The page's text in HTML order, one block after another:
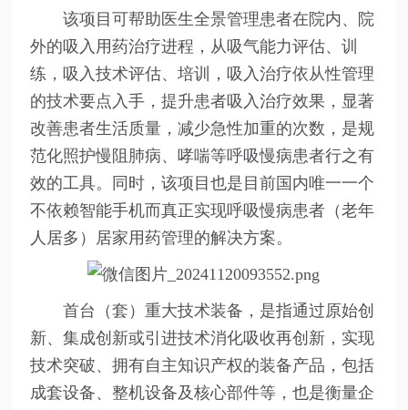
该项目可帮助医生全景管理患者在院内、院
外的吸入用药治疗进程，从吸气能力评估、训
练，吸入技术评估、培训，吸入治疗依从性管理
的技术要点入手，提升患者吸入治疗效果，显著
改善患者生活质量，减少急性加重的次数，是规
范化照护慢阻肺病、哮喘等呼吸慢病患者行之有
效的工具。同时，该项目也是目前国内唯一一个
不依赖智能手机而真正实现呼吸慢病患者（老年
人居多）居家用药管理的解决方案。
首台（套）重大技术装备，是指通过原始创
新、集成创新或引进技术消化吸收再创新，实现
技术突破、拥有自主知识产权的装备产品，包括
成套设备、整机设备及核心部件等，也是衡量企